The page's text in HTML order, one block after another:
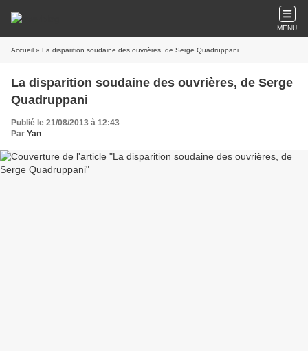
MENU
Accueil » La disparition soudaine des ouvrières, de Serge Quadruppani
La disparition soudaine des ouvrières, de Serge
Quadruppani
Publié le 21/08/2013 à 12:43
Par Yan